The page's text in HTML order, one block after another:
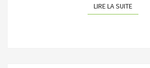
LIRE LA SUITELIRE